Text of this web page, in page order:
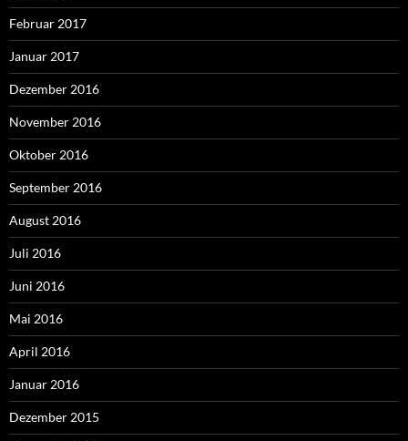
Februar 2017
Januar 2017
Dezember 2016
November 2016
Oktober 2016
September 2016
August 2016
Juli 2016
Juni 2016
Mai 2016
April 2016
Januar 2016
Dezember 2015